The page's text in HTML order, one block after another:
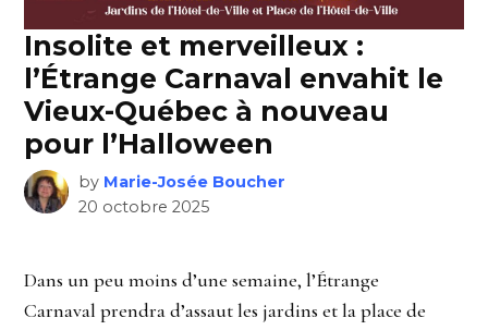
Insolite et merveilleux :
l’Étrange Carnaval envahit le
Vieux-Québec à nouveau
pour l’Halloween
by Marie-Josée Boucher
20 octobre 2025
Dans un peu moins d’une semaine, l’Étrange
Carnaval prendra d’assaut les jardins et la place de